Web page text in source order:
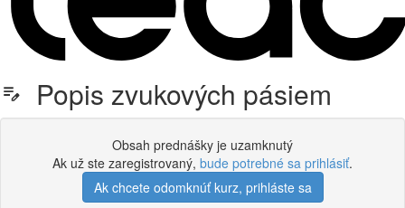
Popis zvukových pásiem
Obsah prednášky je uzamknutý
Ak už ste zaregistrovaný, bude potrebné sa prihlásiť.
Ak chcete odomknúť kurz, prihláste sa